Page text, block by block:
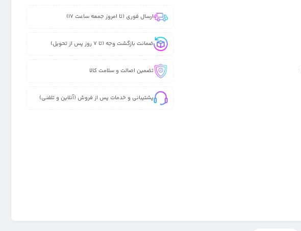
ارسال فوری (تا امروز جمعه ساعت 17)
ضمانت بازگشت وجه (تا 7 روز پس از تحویل)
تضمین اصالت و سلامت کالا
پشتیبانی و خدمات پس از فروش (آنلاین و تلفنی)